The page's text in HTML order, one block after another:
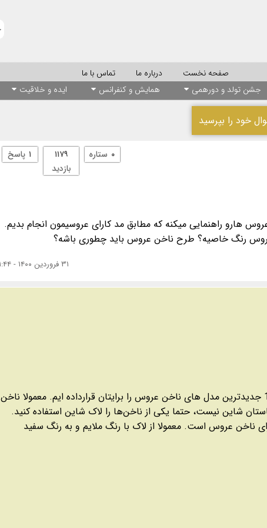
صفحه نخست درباره ما
تماس با ما
جشن تولد و دورهمی همایش و کنفرانس ایده و خلاقیت
خود را بپرسید
۱ پاسخ
۱۱۷۹
بازدید
۰ ستاره
رنگ خاصیه؟ طرح ناخن عروس باید چطوری باشه؟
۳۱ فروردین ۱۴۰۰ - ۱۱:۴۴
جدیدترین مدل های ناخن عروس را برایتان قرارداده ایم. معمولا ناخن
شاین نیست، حتما یکی از ناخن‌ها را لاک شاین استفاده کنید.
ناخن عروس است. معمولا از لاک با رنگ ملایم و به رنگ سفید